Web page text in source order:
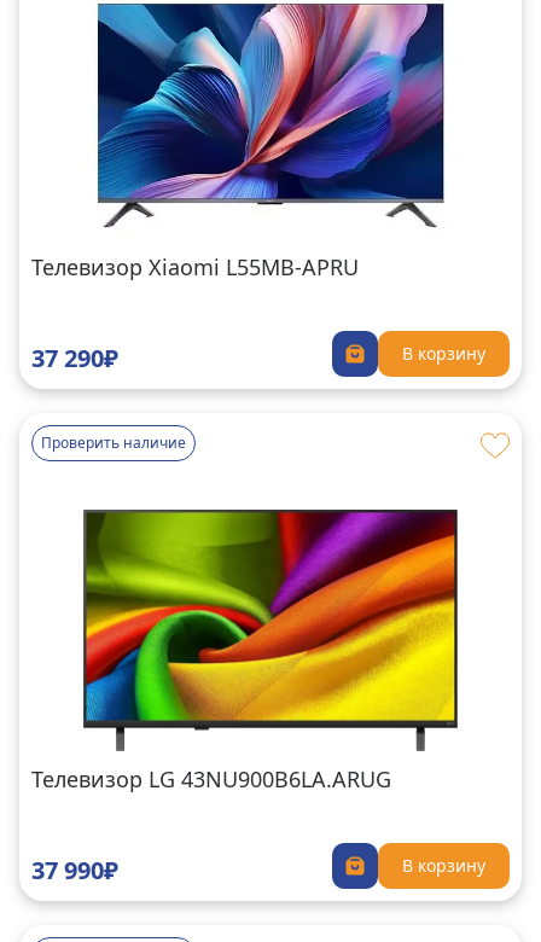
Телевизор Xiaomi L55MB-APRU
37 290₽ В корзину
Проверить наличие
Телевизор LG 43NU900B6LA.ARUG
37 990₽ В корзину